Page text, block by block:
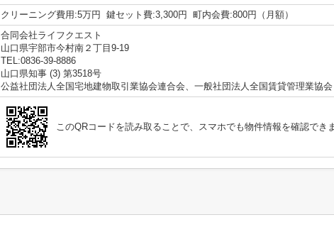
クリーニング費用:5万円 鍵セット費:3,300円 町内会費:800円（月額）
合同会社ライフクエスト
山口県宇部市今村南２丁目9-19
TEL:0836-39-8886
山口県知事 (3) 第3518号
公益社団法人全国宅地建物取引業協会連合会、一般社団法人全国賃貸管理業協会
このQRコードを読み取ることで、スマホでも物件情報を確認でき